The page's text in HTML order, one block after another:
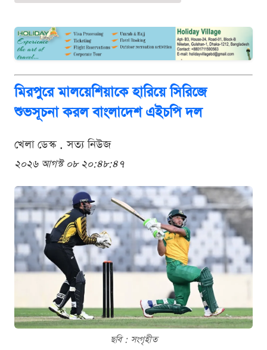
মিরপুরে মালয়েশিয়াকে হারিয়ে সিরিজে
শুভসূচনা করল বাংলাদেশ এইচপি দল
খেলা ডেস্ক . সত্য নিউজ
২০২৬ আগস্ট ০৮ ২০:৪৮:৪৭
ছবি : সংগৃহীত